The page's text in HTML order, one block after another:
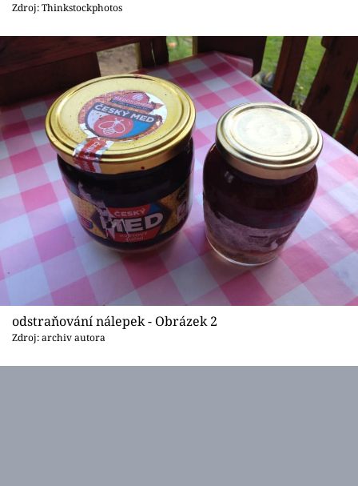
Přihlášení
Sledujte nás
Zdroj: Thinkstockphotos
odstraňování nálepek - Obrázek 2
Zdroj: archiv autora